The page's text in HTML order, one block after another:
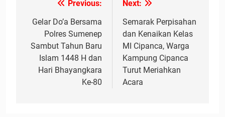
Navigasi
pos
Previous:
Gelar Do’a Bersama
Polres Sumenep
Sambut Tahun Baru
Islam 1448 H dan
Hari Bhayangkara
Ke-80
Next:
Semarak Perpisahan
dan Kenaikan Kelas
MI Cipanca, Warga
Kampung Cipanca
Turut Meriahkan
Acara